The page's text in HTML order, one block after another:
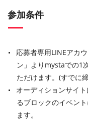
参加条件
応募者専用LINEアカ
ン」よりmystaでの1
ただけます。(すでに
オーディションサイ
るブロックのイベン
ます。